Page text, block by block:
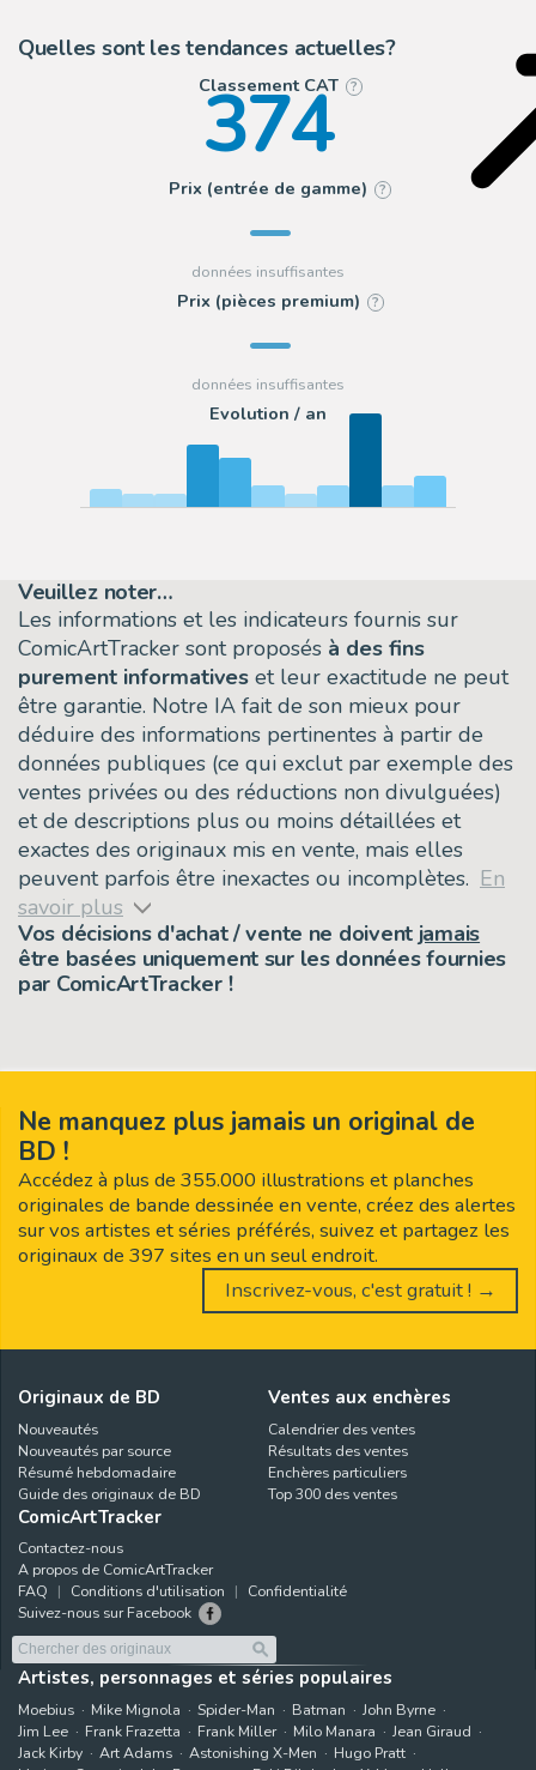
Quelles sont les tendances actuelles?
Classement CAT ?
374
Prix (entrée de gamme) ?
Prix (pièces premium) ?
Evolution / an
Veuillez noter…
Les informations et les indicateurs fournis sur
ComicArtTracker sont proposés à des fins
purement informatives et leur exactitude ne peut
être garantie. Notre IA fait de son mieux pour
déduire des informations pertinentes à partir de
données publiques (ce qui exclut par exemple des
ventes privées ou des réductions non divulguées)
et de descriptions plus ou moins détaillées et
exactes des originaux mis en vente, mais elles
peuvent parfois être inexactes ou incomplètes. En
savoir plus
Vos décisions d'achat / vente ne doivent jamais
être basées uniquement sur les données fournies
par ComicArtTracker !
Ne manquez plus jamais un original de
BD !
Accédez à plus de 355.000 illustrations et planches
originales de bande dessinée en vente, créez des alertes
sur vos artistes et séries préférés, suivez et partagez les
originaux de 397 sites en un seul endroit.
Inscrivez-vous, c'est gratuit ! →
Originaux de BD
Nouveautés
Nouveautés par source
Résumé hebdomadaire
Guide des originaux de BD
Ventes aux enchères
Calendrier des ventes
Résultats des ventes
Enchères particuliers
Top 300 des ventes
ComicArtTracker
Contactez-nous
A propos de ComicArtTracker
FAQ
Conditions d'utilisation
Confidentialité
Suivez-nous sur Facebook
Artistes, personnages et séries populaires
Moebius Mike Mignola Spider-Man Batman
John Byrne
Jim Lee
Frank Frazetta Frank Miller Milo Manara
Jean Giraud
Jack Kirby
Art Adams Astonishing X-Men
Hugo Pratt